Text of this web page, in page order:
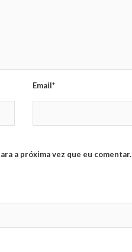
Email*
a próxima vez que eu comentar.